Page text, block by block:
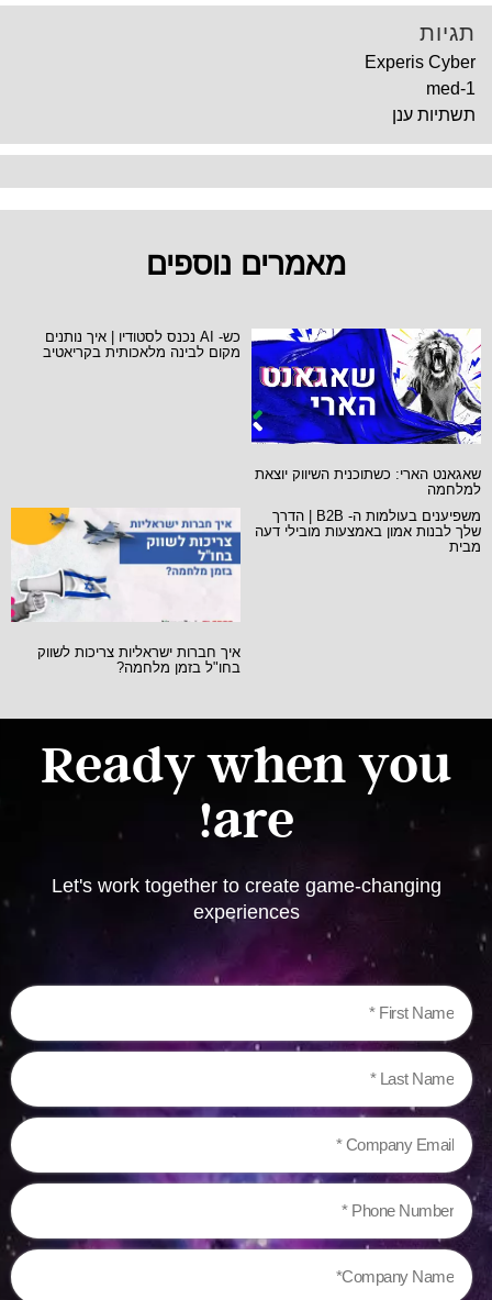
תגיות
Experis Cyber
med-1
תשתיות ענן
מאמרים נוספים
שאגאנט הארי: כשתוכנית השיווק יוצאת
למלחמה
כש- AI נכנס לסטודיו | איך נותנים
מקום לבינה מלאכותית בקריאטיב
משפיענים בעולמות ה- B2B | הדרך
שלך לבנות אמון באמצעות מובילי דעה
מבית
איך חברות ישראליות צריכות לשווק
בחו"ל בזמן מלחמה?
Ready when you
are!
Let's work together to create game-changing
experiences